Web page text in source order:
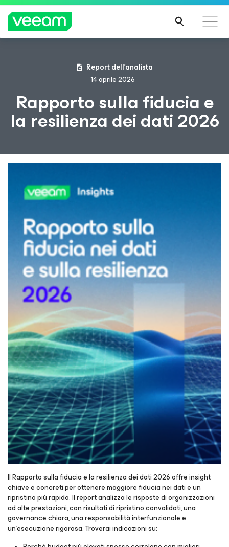
Linee guida di Veeam per i clienti interessati
dall'aggiornamento dei contenuti di CrowdStrike
SAPE
RNE
DI
Report dell’analista
14 aprile 2026
Rapporto sulla fiducia e
la resilienza dei dati 2026
Il Rapporto sulla fiducia e la resilienza dei dati 2026 offre insight
chiave e concreti per ottenere maggiore fiducia nei dati e un
ripristino più rapido. Il report analizza le risposte di organizzazioni
ad alte prestazioni, con risultati di ripristino convalidati, una
governance chiara, una responsabilità interfunzionale e
un’esecuzione rigorosa. Troverai indicazioni su: